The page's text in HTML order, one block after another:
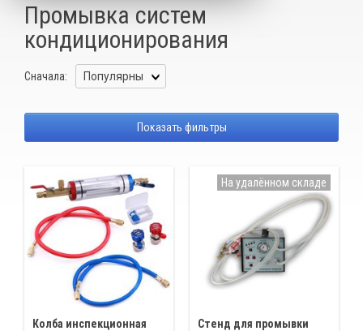
Сначала:
Промывка систем
кондиционирования
Показать фильтры
Колба инспекционная
Стенд для промывки
На удалённом складе